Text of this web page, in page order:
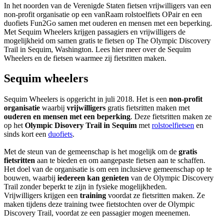
In het noorden van de Verenigde Staten fietsen vrijwilligers van een
non-profit organisatie op een vanRaam rolstoelfiets OPair en een
duofiets Fun2Go samen met ouderen en mensen met een beperking.
Met Sequim Wheelers krijgen passagiers en vrijwilligers de
mogelijkheid om samen gratis te fietsen op The Olympic Discovery
Trail in Sequim, Washington. Lees hier meer over de Sequim
Wheelers en de fietsen waarmee zij fietsritten maken.
Sequim wheelers
Sequim Wheelers is opgericht in juli 2018. Het is een non-profit
organisatie waarbij vrijwilligers gratis fietsritten maken met
ouderen en mensen met een beperking. Deze fietsritten maken ze
op het Olympic Disovery Trail in Sequim met rolstoelfietsen en
sinds kort een duofiets.
Met de steun van de gemeenschap is het mogelijk om de gratis
fietsritten aan te bieden en om aangepaste fietsen aan te schaffen.
Het doel van de organisatie is om een inclusieve gemeenschap op te
bouwen, waarbij iedereen kan genieten van de Olympic Discovery
Trail zonder beperkt te zijn in fysieke mogelijkheden.
Vrijwilligers krijgen een training voordat ze fietsritten maken. Ze
maken tijdens deze training twee fietstochten over de Olympic
Discovery Trail, voordat ze een passagier mogen meenemen.